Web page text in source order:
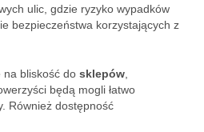
ulic, gdzie ryzyko wypadków
bezpieczeństwa korzystających z
na bliskość do sklepów
będą mogli łatwo
Również dostępność